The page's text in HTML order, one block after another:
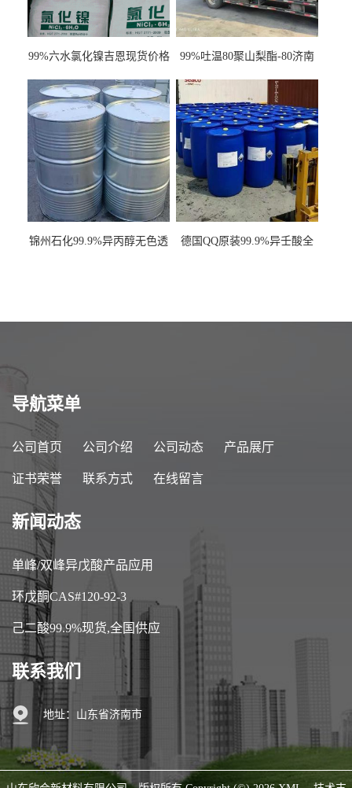
99%六水氯化镍吉恩现货价格
99%吐温80聚山梨酯-80济南
锦州石化99.9%异丙醇无色透
德国QQ原装99.9%异壬酸全
导航菜单
公司首页 公司介绍 公司动态 产品展厅
证书荣誉 联系方式 在线留言
新闻动态
单峰/双峰异戊酸产品应用
环戊酮CAS#120-92-3
己二酸99.9%现货,全国供应
联系我们
地址：山东省济南市